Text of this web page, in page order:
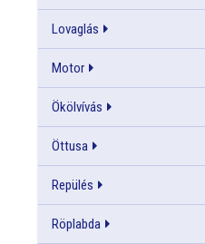
Lovaglás
Motor
Ökölvívás
Öttusa
Repülés
Röplabda